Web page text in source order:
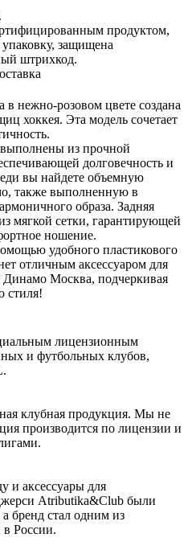
продуктом,
защищена
штрихкод.
нежно-розовом цвете создана
хоккея. Эта модель сочетает
из прочной
долговечность и
вы найдете объемную
также выполненную в
образа. Задняя
мягкой сетки, гарантирующей
ношение.
удобного пластикового
отличным аксессуаром для
Москва, подчеркивая
стиля!
лицензионным
и футбольных клубов,
клубная продукция. Мы не
производится по лицензии и
и аксессуары для
Atributika&Club были
бренд стал одним из
в России.